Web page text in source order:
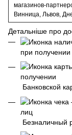
магазинов-
Винница, Львов,
Детальніше про
при получении
Банковской
Безналичный